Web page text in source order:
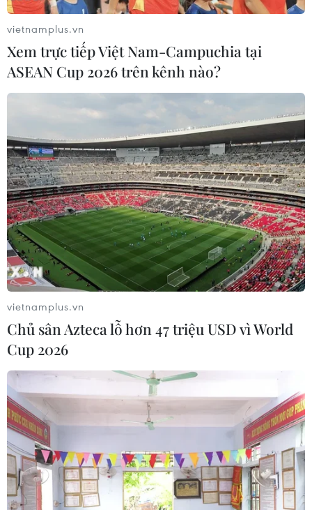
TIN CÙNG CHUYÊN MỤC
vietnamplus.vn
Xem trực tiếp Việt Nam-Campuchia tại
ASEAN Cup 2026 trên kênh nào?
vietnamplus.vn
Chủ sân Azteca lỗ hơn 47 triệu USD vì World
Cup 2026